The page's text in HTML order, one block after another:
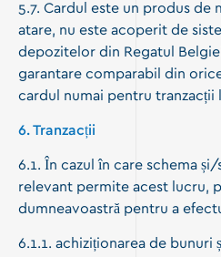
5.7. Cardul este un produs de
atare, nu este acoperit de
depozitelor din Regatul
garantare comparabil din
cardul numai pentru tranzacții
6. Tranzacții
6.1. În cazul în care schema
relevant permite acest lucru,
dumneavoastră pentru a
6.1.1. achiziționarea de bunuri